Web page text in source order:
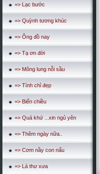
=> Lạc bước
=> Quỳnh tương khúc
=> Ông đồ nay
=> Tạ ơn đời
=> Mông lung nỗi sầu
=> Tình chỉ đẹp
=> Biển chiều
=> Quá khứ ...xin ngủ yên
=> Thêm ngày nữa..
=> Cơm nầy con nấu
=> Lá thư xưa